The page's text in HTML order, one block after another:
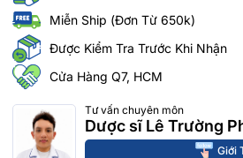
Miễn Ship (Đơn Từ 650k)
Được Kiểm Tra Trước Khi Nhận
Cửa Hàng Q7, HCM
Tư vấn chuyên môn
Dược sĩ Lê Trường
Giới